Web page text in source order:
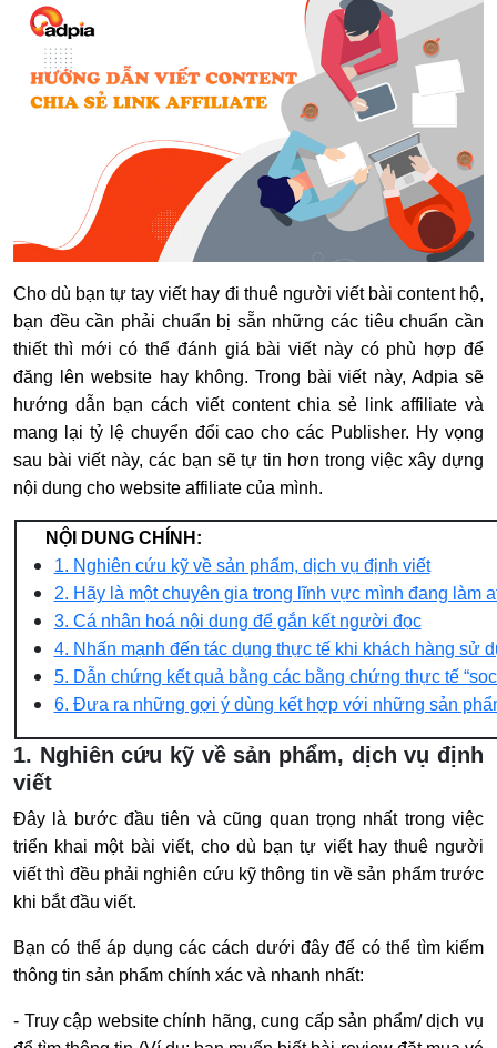
Cho dù bạn tự tay viết hay đi thuê người viết bài content hộ,
bạn đều cần phải chuẩn bị sẵn những các tiêu chuẩn cần
thiết thì mới có thể đánh giá bài viết này có phù hợp để
đăng lên website hay không. Trong bài viết này, Adpia sẽ
hướng dẫn bạn cách viết content chia sẻ link affiliate và
mang lại tỷ lệ chuyển đổi cao cho các Publisher. Hy vọng
sau bài viết này, các bạn sẽ tự tin hơn trong việc xây dựng
nội dung cho website affiliate của mình.
NỘI DUNG CHÍNH:
1. Nghiên cứu kỹ về sản phẩm, dịch vụ định viết
2. Hãy là một chuyên gia trong lĩnh vực mình đang làm
3. Cá nhân hoá nội dung để gắn kết người đọc
4. Nhấn mạnh đến tác dụng thực tế khi khách hàng sử
5. Dẫn chứng kết quả bằng các bằng chứng thực tế
6. Đưa ra những gợi ý dùng kết hợp với những sản
1. Nghiên cứu kỹ về sản phẩm, dịch vụ định
viết
Đây là bước đầu tiên và cũng quan trọng nhất trong việc
triển khai một bài viết, cho dù bạn tự viết hay thuê người
viết thì đều phải nghiên cứu kỹ thông tin về sản phẩm trước
khi bắt đầu viết.
Bạn có thể áp dụng các cách dưới đây để có thể tìm kiếm
thông tin sản phẩm chính xác và nhanh nhất:
- Truy cập website chính hãng, cung cấp sản phẩm/ dịch vụ